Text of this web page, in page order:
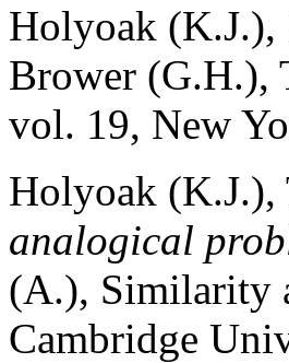
Holyoak (K.J.),
Brower (G.H.),
vol. 19, New
Holyoak (K.J.),
analogical
(A.), Similarity
Cambridge